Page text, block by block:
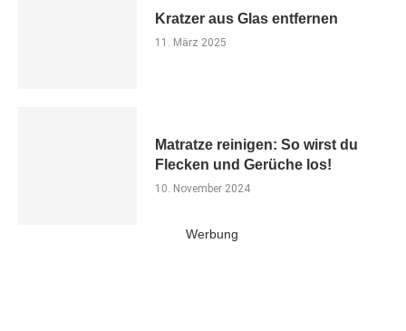
Kratzer aus Glas entfernen
11. März 2025
Matratze reinigen: So wirst du
Flecken und Gerüche los!
10. November 2024
Werbung